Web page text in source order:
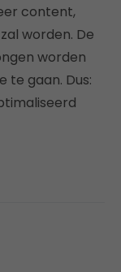
content,
worden. De
worden
te gaan. Dus: